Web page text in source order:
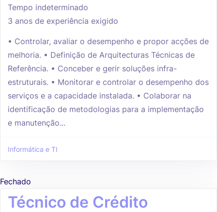
Tempo indeterminado
3 anos de experiência exigido
• Controlar, avaliar o desempenho e propor acções de
melhoria. • Definição de Arquitecturas Técnicas de
Referência. • Conceber e gerir soluções infra-
estruturais. • Monitorar e controlar o desempenho dos
serviços e a capacidade instalada. • Colaborar na
identificação de metodologias para a implementação
e manutenção...
Informática e TI
Fechado
Técnico de Crédito